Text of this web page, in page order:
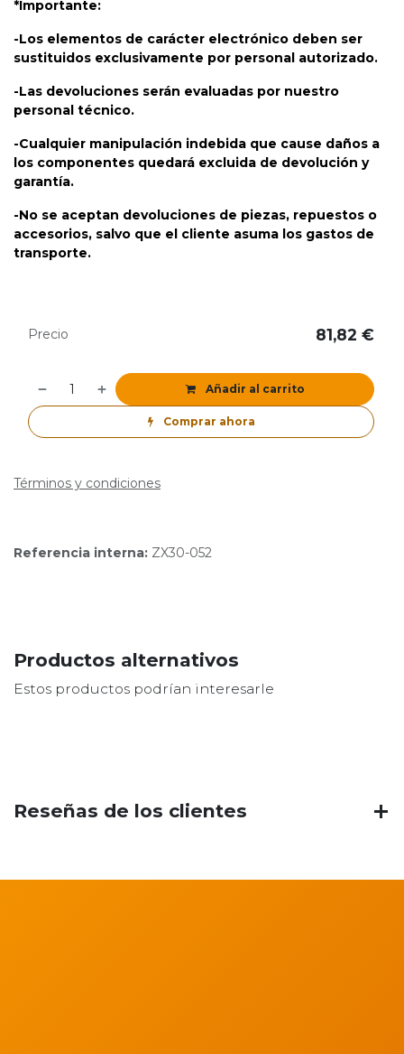
*Importante:
-Los elementos de carácter electrónico deben ser
sustituidos exclusivamente por personal autorizado.
-Las devoluciones serán evaluadas por nuestro
personal técnico.
-Cualquier manipulación indebida que cause daños a
los componentes quedará excluida de devolución y
garantía.
-No se aceptan devoluciones de piezas, repuestos o
accesorios, salvo que el cliente asuma los gastos de
transporte.
Añadir al carrito
Comprar ahora
Precio 81,82 €
Términos y condiciones
Referencia interna: ZX30-052
Productos alternativos
Estos productos podrían interesarle
Reseñas de los clientes